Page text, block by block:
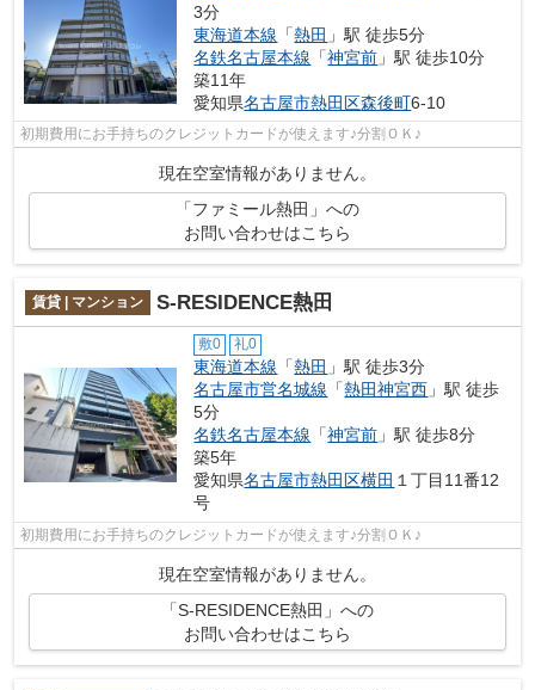
3分
東海道本線 「熱田 」駅 徒歩5分
名鉄名古屋本線 「神宮前 」駅 徒歩10分
築11年
愛知県名古屋市熱田区森後町6-10
初期費用にお手持ちのクレジットカードが使えます♪分割ＯＫ♪
現在空室情報がありません。
「ファミール熱田」への
お問い合わせはこちら
賃貸 | マンション S-RESIDENCE熱田
敷0 礼0
東海道本線 「熱田 」駅 徒歩3分
名古屋市営名城線 「熱田神宮西 」駅 徒歩
5分
名鉄名古屋本線 「神宮前 」駅 徒歩8分
築5年
愛知県名古屋市熱田区横田 １丁目11番12
号
初期費用にお手持ちのクレジットカードが使えます♪分割ＯＫ♪
現在空室情報がありません。
「S-RESIDENCE熱田」への
お問い合わせはこちら